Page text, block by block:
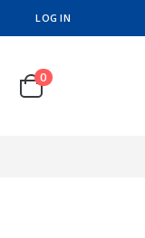
LOG IN
0